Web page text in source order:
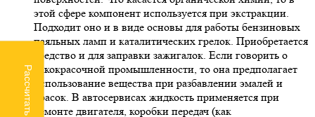
этой сфере компонент используется при экстракции.
Подходит оно и в виде основы для работы бензиновых
паяльных ламп и каталитических грелок. Приобретается
средство и для заправки зажигалок. Если говорить о
лакокрасочной промышленности, то она предполагает
использование вещества при разбавлении эмалей и
красок. В автосервисах жидкость применяется при
ремонте двигателя, коробки передач (как